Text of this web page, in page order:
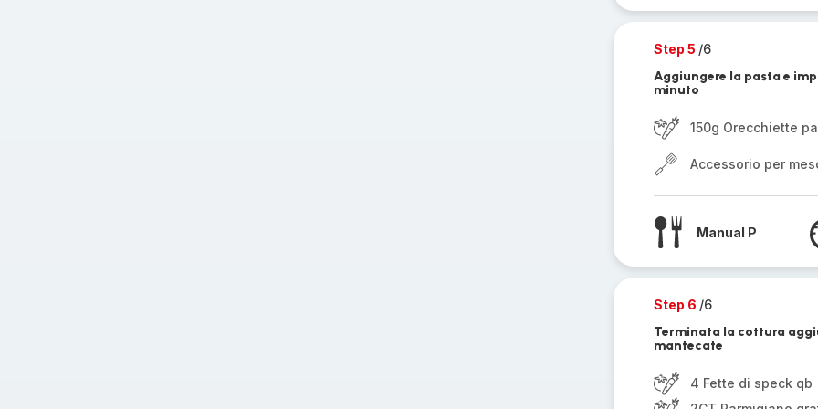
Step 5 /6
Aggiungere la pasta e
minuto
150g Orecchiette
Accessorio per
Manual P
Step 6 /6
Terminata la cottura
mantecate
4 Fette di speck qb